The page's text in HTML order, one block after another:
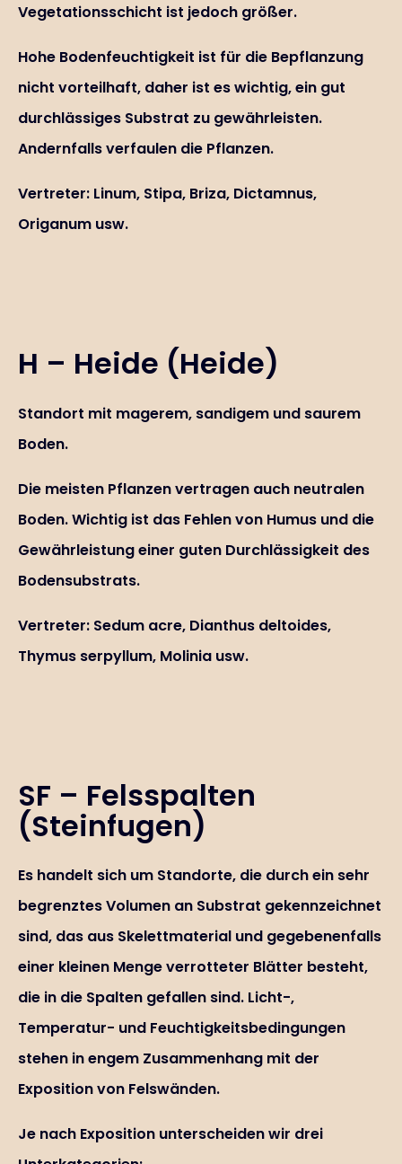
Vegetationsschicht ist jedoch größer.
Hohe Bodenfeuchtigkeit ist für die Bepflanzung
nicht vorteilhaft, daher ist es wichtig, ein gut
durchlässiges Substrat zu gewährleisten.
Andernfalls verfaulen die Pflanzen.
Vertreter: Linum, Stipa, Briza, Dictamnus,
Origanum usw.
H – Heide (Heide)
Standort mit magerem, sandigem und saurem
Boden.
Die meisten Pflanzen vertragen auch neutralen
Boden. Wichtig ist das Fehlen von Humus und die
Gewährleistung einer guten Durchlässigkeit des
Bodensubstrats.
Vertreter: Sedum acre, Dianthus deltoides,
Thymus serpyllum, Molinia usw.
SF – Felsspalten
(Steinfugen)
Es handelt sich um Standorte, die durch ein sehr
begrenztes Volumen an Substrat gekennzeichnet
sind, das aus Skelettmaterial und gegebenenfalls
einer kleinen Menge verrotteter Blätter besteht,
die in die Spalten gefallen sind. Licht-,
Temperatur- und Feuchtigkeitsbedingungen
stehen in engem Zusammenhang mit der
Exposition von Felswänden.
Je nach Exposition unterscheiden wir drei